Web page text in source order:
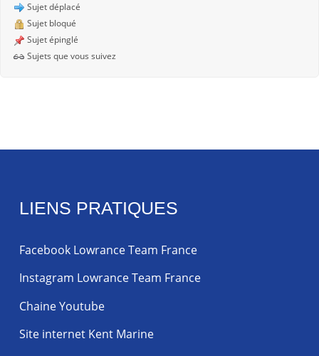
Sujet déplacé
Sujet bloqué
Sujet épinglé
Sujets que vous suivez
LIENS PRATIQUES
Facebook Lowrance Team France
Instagram Lowrance Team France
Chaine Youtube
Site internet Kent Marine